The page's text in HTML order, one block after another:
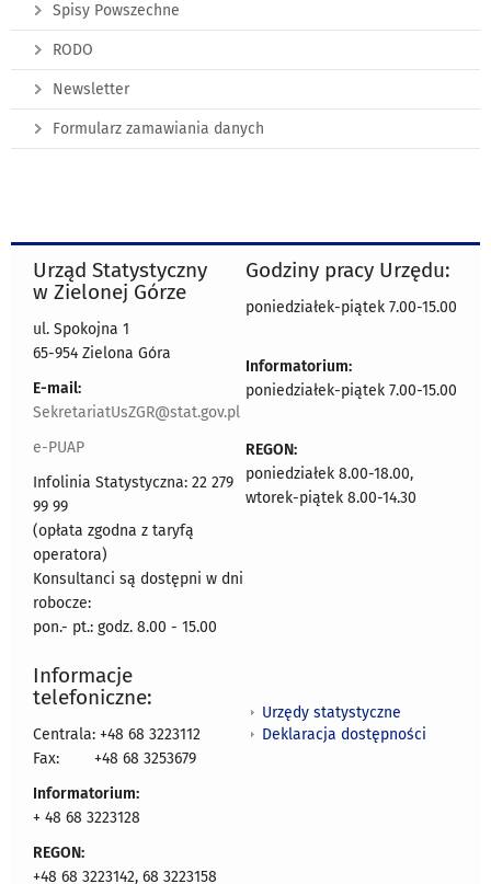
Spisy Powszechne
RODO
Newsletter
Formularz zamawiania danych
Urząd Statystyczny
w Zielonej Górze
ul. Spokojna 1
65-954 Zielona Góra
E-mail:
SekretariatUsZGR@stat.gov.pl
e-PUAP
Infolinia Statystyczna: 22 279
99 99
(opłata zgodna z taryfą
operatora)
Konsultanci są dostępni w dni
robocze:
pon.- pt.: godz. 8.00 - 15.00
Godziny pracy Urzędu:
poniedziałek-piątek 7.00-15.00
Informatorium:
poniedziałek-piątek 7.00-15.00
REGON:
poniedziałek 8.00-18.00,
wtorek-piątek 8.00-14.30
Informacje
telefoniczne:
Centrala: +48 68 3223112
Fax:
+48 68 3253679
Informatorium:
+ 48 68 3223128
REGON:
+48 68 3223142, 68 3223158
Urzędy statystyczne
Deklaracja dostępności